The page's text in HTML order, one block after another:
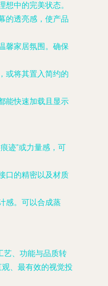
中的完美状态。
的透亮感，使产品
馨家居氛围。确保
或将其置入简约的
能快速加载且显示
迹”或力量感，可
口的精密以及材质
感。可以合成蒸
艺、功能与品质转
、最有效的视觉投